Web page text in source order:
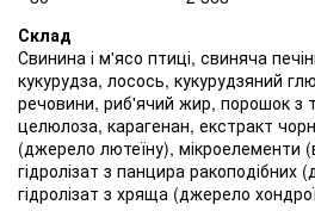
Склад
Свинина і м'ясо птиці, свиняча
кукурудза, лосось, кукурудзяний
речовини, риб'ячий жир, порошок з
целюлоза, карагенан, екстракт
(джерело лютеїну), мікроелементи
гідролізат з панцира ракоподібних
гідролізат з хряща (джерело